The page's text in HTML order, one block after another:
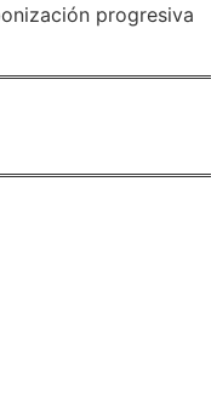
progresiva